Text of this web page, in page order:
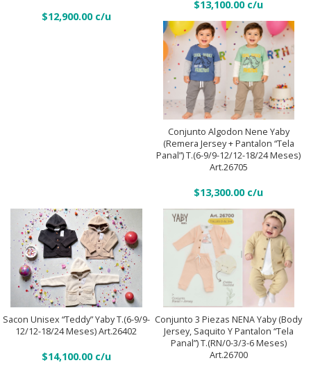
$12,900.00
Art.26706
quantity
$13,100.00
T.
(RN/0-
3/3-
6)
Art.26702
quantity
Conjunto Algodon Nene Yaby
(Remera Jersey + Pantalon “Tela
Panal”) T.(6-9/9-12/12-18/24 Meses)
Art.26705
$13,300.00
Conjunto
Algodon
Nene
Yaby
Pantalon
“Tela
Panal”)
9/9-
12/12-
18/24
Añadir Al Carrito
Sacon Unisex “Teddy” Yaby T.(6-9/9-
12/12-18/24 Meses) Art.26402
$14,100.00
Sacon
Unisex
“Teddy”
Yaby
Añadir Al Carrito
Conjunto 3 Piezas NENA Yaby (Body
Jersey, Saquito Y Pantalon “tela
Panal”) T.(RN/0-3/3-6 Meses)
Art.26700
Conjunto
3
piezas
NENA
Añadir Al Carrito